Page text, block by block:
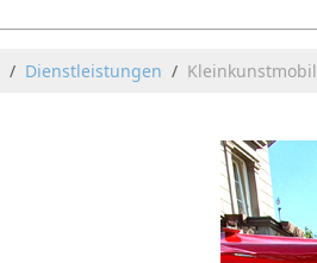
Dienstleistungen Kleinkunstmobil